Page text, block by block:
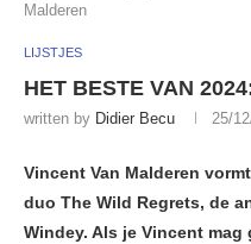
Malderen
LIJSTJES
HET BESTE VAN
written by Didier Becu 25/
Vincent Van Malderen
duo The Wild Regrets, de
Windey. Als je Vincent